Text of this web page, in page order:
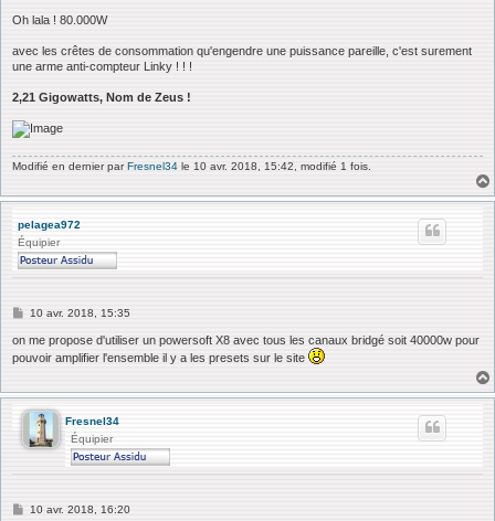
g
Oh lala ! 80.000W
avec les crêtes de consommation qu'engendre une puissance pareille, c'est surement
une arme anti-compteur Linky ! ! !
2,21 Gigowatts, Nom de Zeus !
Modifié en dernier parFresnel34 le 10 avr. 2018, 15:42, modifié 1 fois.
pelagea972
Équipier
M
s
a
e
10 avr. 2018, 15:35
on me propose d'utiliser un powersoft X8 avec tous les canaux bridgé soit 40000w pour
pouvoir amplifier l'ensemble il y a les presets sur le site
Fresnel34
Équipier
M10 avr. 2018, 16:20